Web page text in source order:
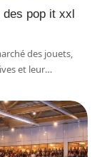
pop it xxl
des jouets,
et leur…